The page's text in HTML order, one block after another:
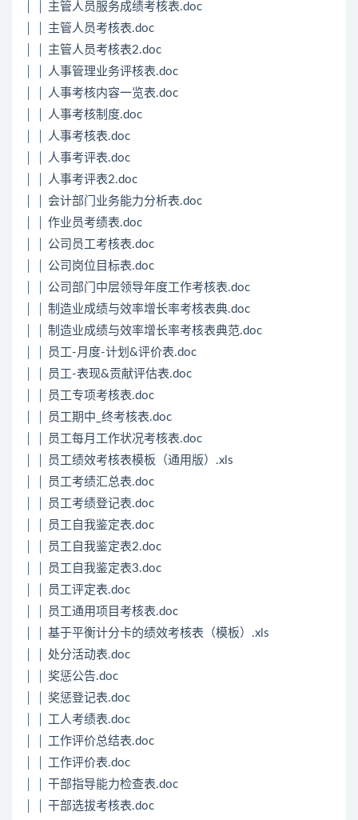
│ │ 主管人员服务成绩考核表.doc
│ │ 主管人员考核表.doc
│ │ 主管人员考核表2.doc
│ │ 人事管理业务评核表.doc
│ │ 人事考核内容一览表.doc
│ │ 人事考核制度.doc
│ │ 人事考核表.doc
│ │ 人事考评表.doc
│ │ 人事考评表2.doc
│ │ 会计部门业务能力分析表.doc
│ │ 作业员考绩表.doc
│ │ 公司员工考核表.doc
│ │ 公司岗位目标表.doc
│ │ 公司部门中层领导年度工作考核表.doc
│ │ 制造业成绩与效率增长率考核表典.doc
│ │ 制造业成绩与效率增长率考核表典范.doc
│ │ 员工-月度-计划&评价表.doc
│ │ 员工-表现&贡献评估表.doc
│ │ 员工专项考核表.doc
│ │ 员工期中_终考核表.doc
│ │ 员工每月工作状况考核表.doc
│ │ 员工绩效考核表模板（通用版）.xls
│ │ 员工考绩汇总表.doc
│ │ 员工考绩登记表.doc
│ │ 员工自我鉴定表.doc
│ │ 员工自我鉴定表2.doc
│ │ 员工自我鉴定表3.doc
│ │ 员工评定表.doc
│ │ 员工通用项目考核表.doc
│ │ 基于平衡计分卡的绩效考核表（模板）.xls
│ │ 处分活动表.doc
│ │ 奖惩公告.doc
│ │ 奖惩登记表.doc
│ │ 工人考绩表.doc
│ │ 工作评价总结表.doc
│ │ 工作评价表.doc
│ │ 干部指导能力检查表.doc
│ │ 干部选拔考核表.doc